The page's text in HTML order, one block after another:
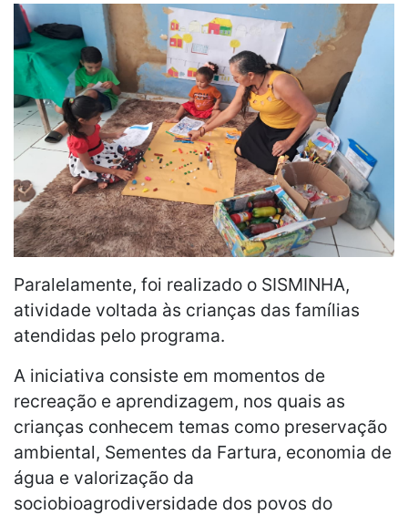
Paralelamente, foi realizado o SISMINHA,
atividade voltada às crianças das famílias
atendidas pelo programa.
A iniciativa consiste em momentos de
recreação e aprendizagem, nos quais as
crianças conhecem temas como preservação
ambiental, Sementes da Fartura, economia de
água e valorização da
sociobioagrodiversidade dos povos do